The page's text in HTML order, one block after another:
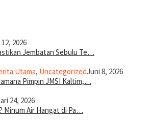
2026
Jembatan Sebulu Te…
Utama, UncategorizedJuni 8, 2026
Pimpin JMSI Kaltim,…
24, 2026
Minum Air Hangat di Pa…